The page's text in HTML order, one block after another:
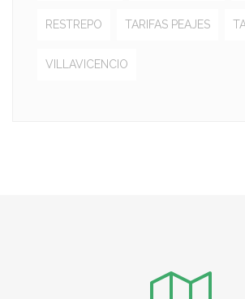
RESTREPO TARIFAS PEAJES
VILLAVICENCIO